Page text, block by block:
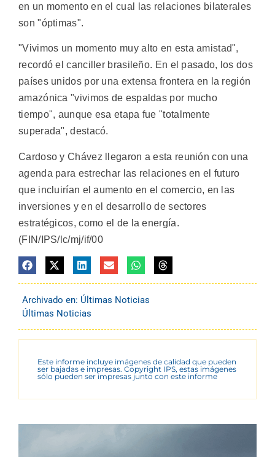
en un momento en el cual las relaciones bilaterales
son "óptimas".
"Vivimos un momento muy alto en esta amistad",
recordó el canciller brasileño. En el pasado, los dos
países unidos por una extensa frontera en la región
amazónica "vivimos de espaldas por mucho
tiempo", aunque esa etapa fue "totalmente
superada", destacó.
Cardoso y Chávez llegaron a esta reunión con una
agenda para estrechar las relaciones en el futuro
que incluirían el aumento en el comercio, en las
inversiones y en el desarrollo de sectores
estratégicos, como el de la energía.
(FIN/IPS/lc/mj/if/00
Archivado en: Últimas Noticias
Últimas Noticias
Este informe incluye imágenes de calidad que pueden
ser bajadas e impresas. Copyright IPS, estas imágenes
sólo pueden ser impresas junto con este informe